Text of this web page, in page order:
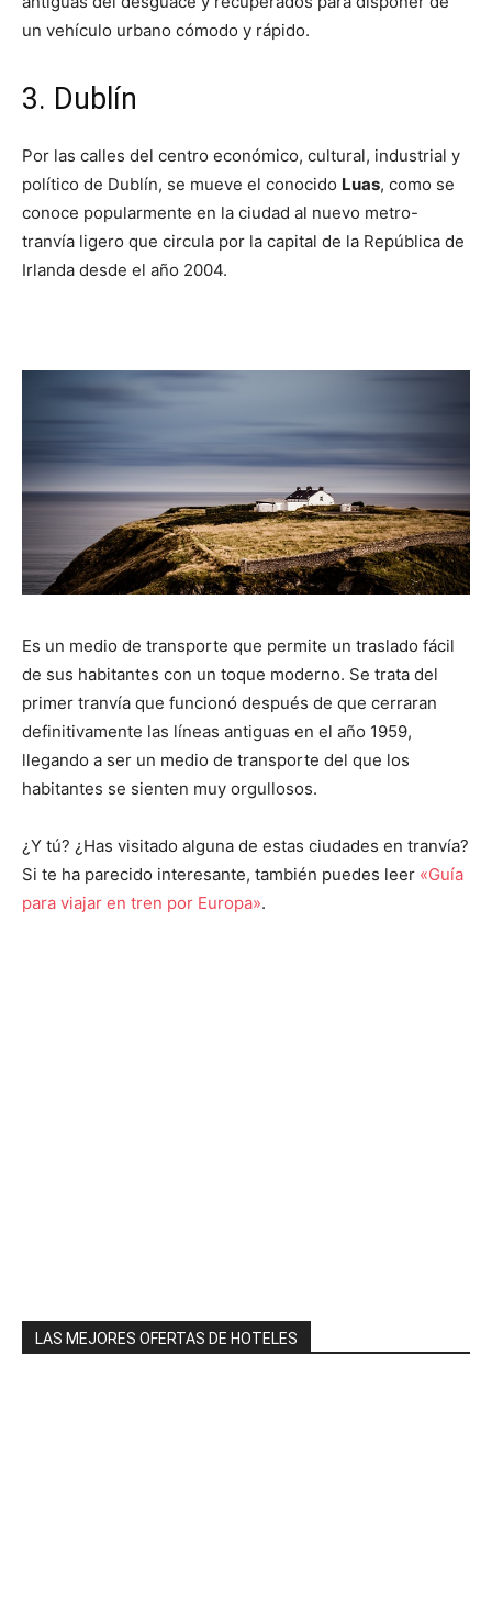
un vehículo urbano cómodo y rápido.
3. Dublín
Por las calles del centro económico, cultural, industrial y
político de Dublín, se mueve el conocido Luas, como se
conoce popularmente en la ciudad al nuevo metro-
tranvía ligero que circula por la capital de la República de
Irlanda desde el año 2004.
Es un medio de transporte que permite un traslado fácil
de sus habitantes con un toque moderno. Se trata del
primer tranvía que funcionó después de que cerraran
definitivamente las líneas antiguas en el año 1959,
llegando a ser un medio de transporte del que los
habitantes se sienten muy orgullosos.
¿Y tú? ¿Has visitado alguna de estas ciudades en tranvía?
Si te ha parecido interesante, también puedes leer «Guía
para viajar en tren por Europa».
LAS MEJORES OFERTAS DE HOTELES